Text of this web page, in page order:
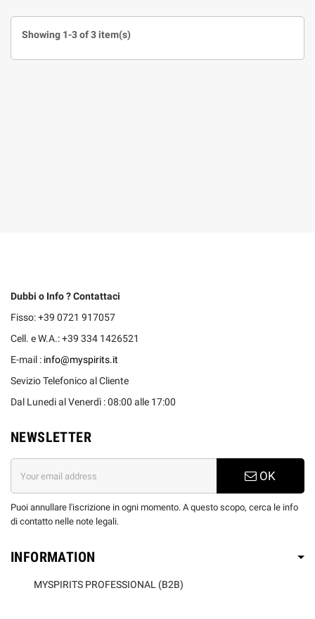
Showing 1-3 of 3 item(s)
Dubbi o Info ? Contattaci
Fisso: +39 0721 917057
Cell. e W.A.: +39 334 1426521
E-mail : info@myspirits.it
Sevizio Telefonico al Cliente
Dal Lunedi al Venerdì : 08:00 alle 17:00
NEWSLETTER
OK
Puoi annullare l'iscrizione in ogni momento. A questo scopo, cerca le info
di contatto nelle note legali.
INFORMATION
MYSPIRITS PROFESSIONAL (B2B)